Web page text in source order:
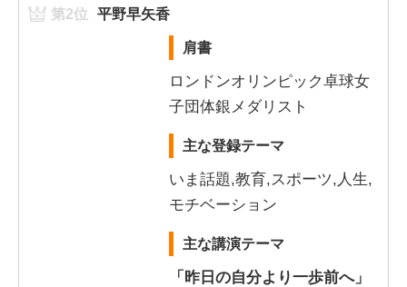
第2位 平野早矢香
肩書
ロンドンオリンピック卓球女
子団体銀メダリスト
主な登録テーマ
いま話題,教育,スポーツ,人生,
モチベーション
主な講演テーマ
「昨日の自分より一歩前へ」